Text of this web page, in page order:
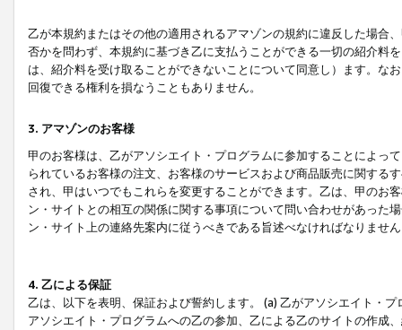
乙が本規約またはその他の適用されるアマゾンの規約に違反した場合
否かを問わず、本規約に基づき乙に支払うことができる一切の紹介料
は、紹介料を受け取ることができないことについて同意し）ます。な
回復できる権利を損なうこともありません。
3. アマゾンのお客様
甲のお客様は、乙がアソシエイト・プログラムに参加することによっ
られているお客様の注文、お客様のサービスおよび商品販売に関する
され、甲はいつでもこれらを変更することができます。乙は、甲のお
ン・サイトとの相互の関係に関する事項について問い合わせがあった
ン・サイト上の連絡先案内に従うべきである旨述べなければなりませ
4. 乙による保証
乙は、以下を表明、保証および誓約します。 (a) 乙がアソシエイト・
アソシエイト・プログラムへの乙の参加、乙による乙のサイトの作成